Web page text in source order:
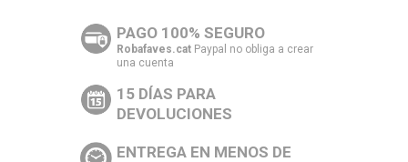
PAGO 100% SEGURO
Robafaves.cat Paypal no obliga a crear
una cuenta
15 DÍAS PARA
DEVOLUCIONES
ENTREGA EN MENOS DE